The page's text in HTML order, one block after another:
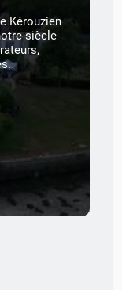
Kérouzien
siècle